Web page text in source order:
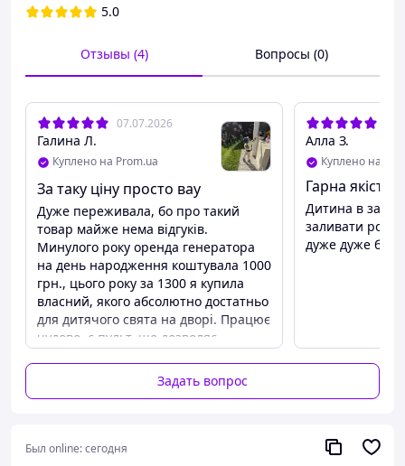
Вот почему генераторы мыльных пузырей идеально
подходят для проведения свадеб, юбилеев, вечеринок,
памятных встреч и корпоративов.
Для таких событий и были изобретены генераторы
пузырей, позволяющие создавать потоки мыльных
сторону.
Таким образом, с помощью генератора мыльных
присутствующих и подарит им чудесные впечатления.
5.0
Отзывы (4) Вопросы (0)
07.07.2026
Галина Л.
Куплено на Prom.ua
За таку ціну просто вау
Дуже переживала, бо про такий
товар майже нема відгуків.
Минулого року оренда генератора
на день народження коштувала 1000
грн., цього року за 1300 я купила
власний, якого абсолютно достатньо
для дитячого свята на дворі. Працює
чудово, є пульт, що дозволяє
Продавець також запропонував
одразу 5л рідини за 260 грн. і це
задоволені
Алла З.
Куплено на
Гарна якість
Дитина в
заливати
дуже дуже
Задать вопрос
Был online:сегодня